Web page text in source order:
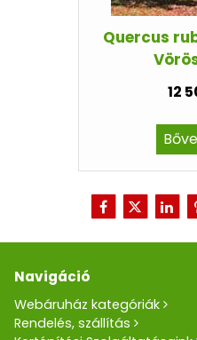
Quercus
12
Navigáció
Webáruház kategóriák
Rendelés, szállítás